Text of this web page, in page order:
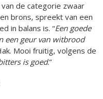
de categorie zwaar
brons, spreekt van een
in balans is. “Een goede
een geur van witbrood
Mooi fruitig, volgens de
is goed.”